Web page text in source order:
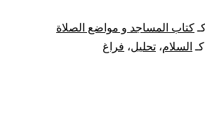
من
كتاب المساجد و مواضع الصلاة
السلام، تحليل، فراغ